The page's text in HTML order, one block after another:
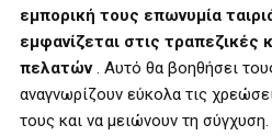
εμπορική τους επωνυμία
εμφανίζεται στις τραπεζικές
πελατών. Αυτό θα βοηθήσει
αναγνωρίζουν εύκολα τις
τους και να μειώνουν τη σύγχυση.